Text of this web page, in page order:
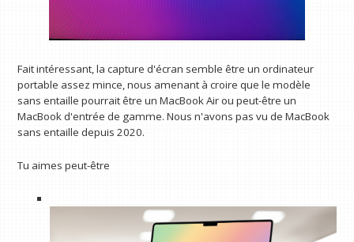
Fait intéressant, la capture d'écran semble être un ordinateur
portable assez mince, nous amenant à croire que le modèle
sans entaille pourrait être un MacBook Air ou peut-être un
MacBook d'entrée de gamme. Nous n'avons pas vu de MacBook
sans entaille depuis 2020.
Tu aimes peut-être